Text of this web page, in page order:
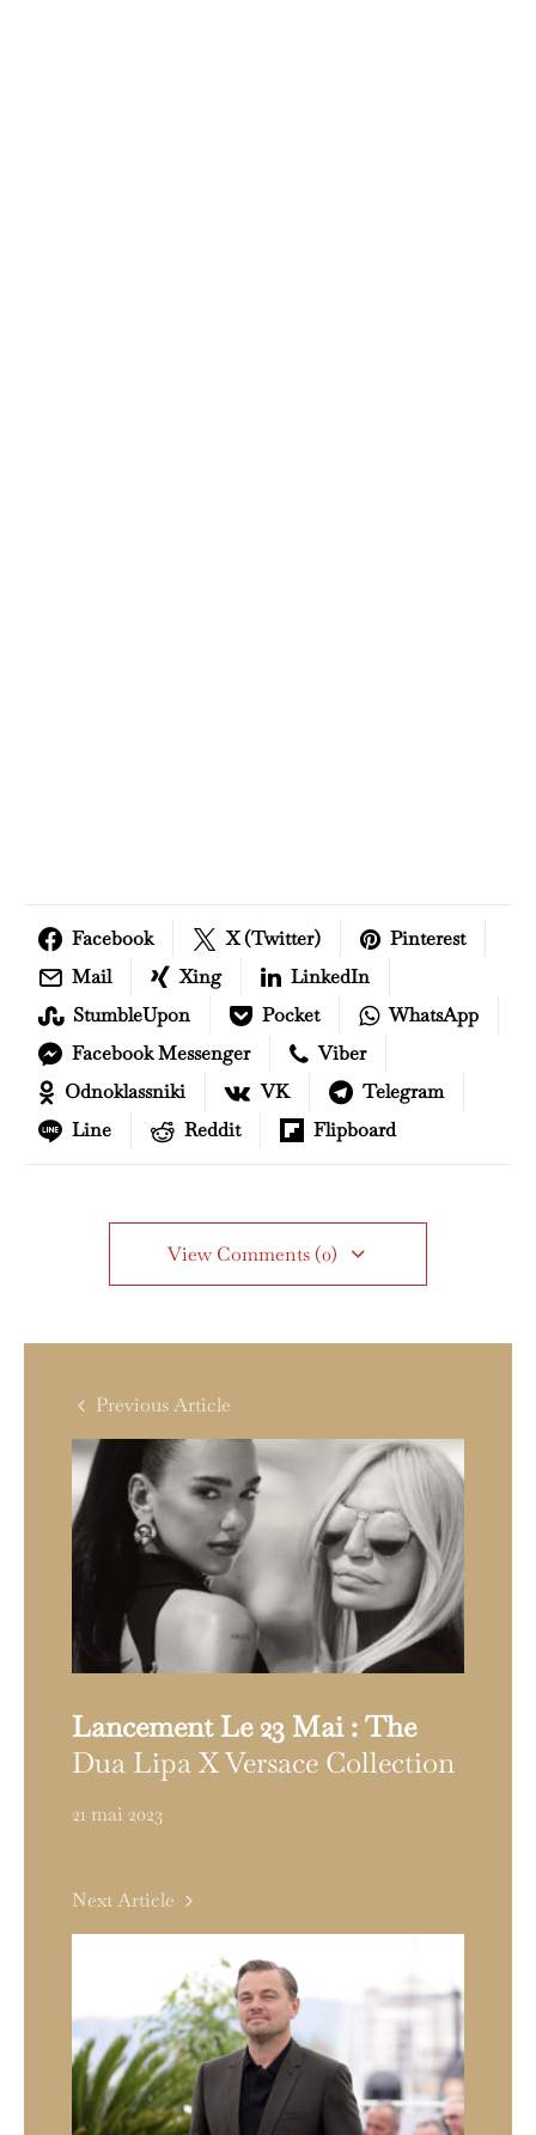
Facebook X (Twitter)
Pinterest
Mail
Xing
LinkedIn
StumbleUpon
Pocket
WhatsApp
Facebook Messenger
Viber
Odnoklassniki
VK
Telegram
Line
Reddit Flipboard
View Comments (0)
Previous Article
Lancement Le 23 Mai : The
Dua Lipa X Versace Collection
21 mai 2023
Next Article